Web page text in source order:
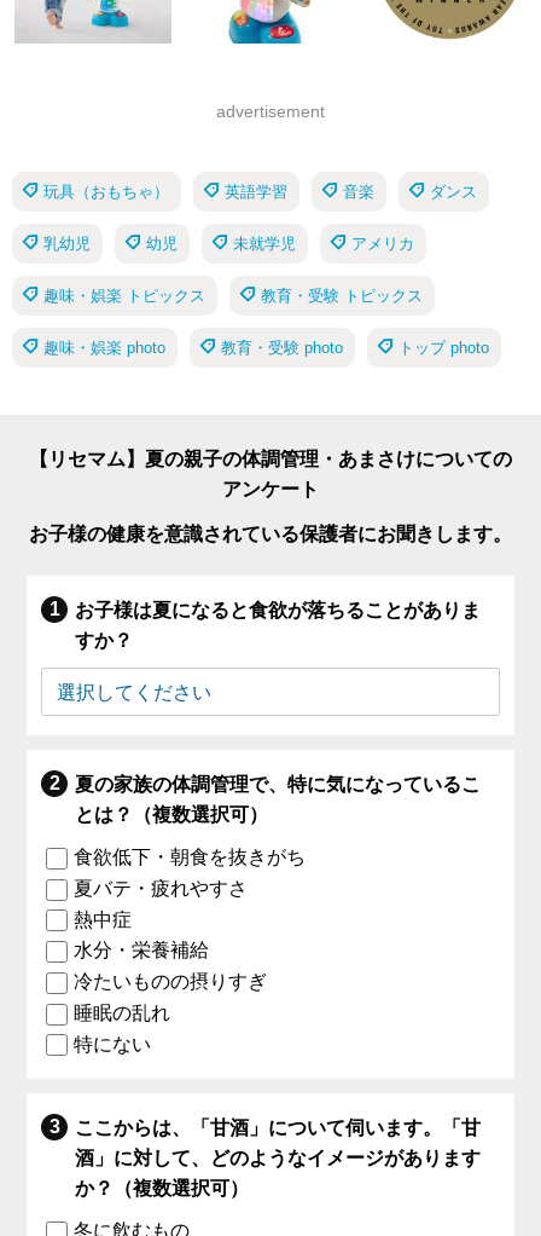
advertisement
玩具（おもちゃ） 英語学習 音楽 ダンス
乳幼児 幼児 未就学児 アメリカ
趣味・娯楽 トピックス 教育・受験 トピックス
趣味・娯楽 photo 教育・受験 photo トップ photo
【リセマム】夏の親子の体調管理・あまさけについての
アンケート
お子様の健康を意識されている保護者にお聞きします。
お子様は夏になると食欲が落ちることがありま
すか？
夏の家族の体調管理で、特に気になっているこ
とは？（複数選択可）
食欲低下・朝食を抜きがち
夏バテ・疲れやすさ
熱中症
水分・栄養補給
冷たいものの摂りすぎ
睡眠の乱れ
特にない
ここからは、「甘酒」について伺います。「甘
酒」に対して、どのようなイメージがあります
か？（複数選択可）
冬に飲むもの